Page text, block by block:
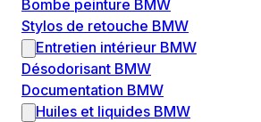
Bombe peinture BMW
Stylos de retouche BMW
Entretien intérieur BMW
Désodorisant BMW
Documentation BMW
Huiles et liquides BMW